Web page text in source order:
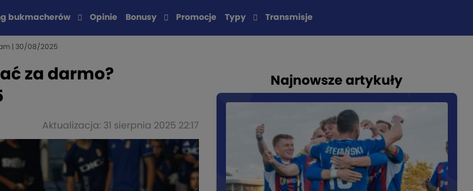
bukmacherów Opinie Bonusy Promocje Typy Transmisje
| 30/08/2025
za darmo?
Aktualizacja: 31 sierpnia 2025 22:17
Najnowsze artykuły